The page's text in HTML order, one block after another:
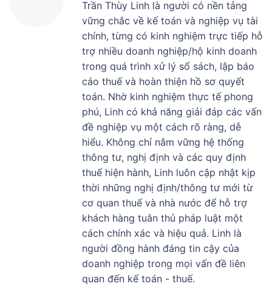
Trần Thùy Linh là người có nền tảng
vững chắc về kế toán và nghiệp vụ tài
chính, từng có kinh nghiệm trực tiếp hỗ
trợ nhiều doanh nghiệp/hộ kinh doanh
trong quá trình xử lý sổ sách, lập báo
cáo thuế và hoàn thiện hồ sơ quyết
toán. Nhờ kinh nghiệm thực tế phong
phú, Linh có khả năng giải đáp các vấn
đề nghiệp vụ một cách rõ ràng, dễ
hiểu. Không chỉ nắm vững hệ thống
thông tư, nghị định và các quy định
thuế hiện hành, Linh luôn cập nhật kịp
thời những nghị định/thông tư mới từ
cơ quan thuế và nhà nước để hỗ trợ
khách hàng tuân thủ pháp luật một
cách chính xác và hiệu quả. Linh là
người đồng hành đáng tin cậy của
doanh nghiệp trong mọi vấn đề liên
quan đến kế toán - thuế.